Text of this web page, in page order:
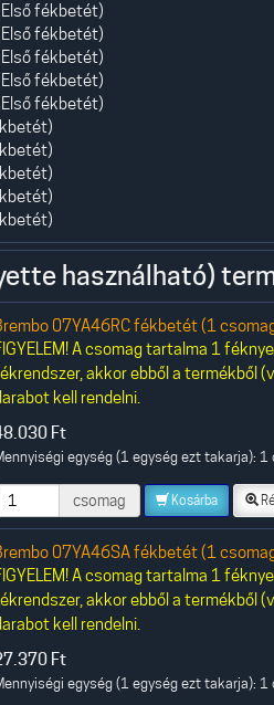
fékbetét)
fékbetét)
fékbetét)
fékbetét)
fékbetét)
használható)
07YA46RC fékbetét (1
A csomag tartalma 1
akkor ebből a termékből
kell rendelni.
Ft
egység (1 egység ezt takarja): 1
csomag Kosárba
07YA46SA fékbetét (1
A csomag tartalma 1
akkor ebből a termékből
kell rendelni.
Ft
egység (1 egység ezt takarja): 1